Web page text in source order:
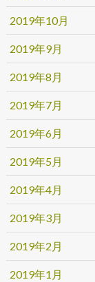
2019年10月
2019年9月
2019年8月
2019年7月
2019年6月
2019年5月
2019年4月
2019年3月
2019年2月
2019年1月